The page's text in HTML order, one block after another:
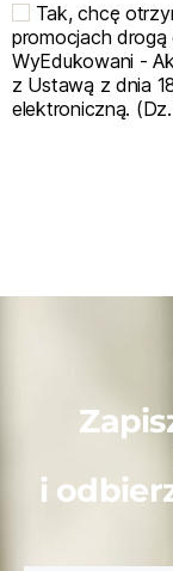
Tak, chcę
promocjach drogą
WyEdukowani -
z Ustawą z dnia
elektroniczną.
i